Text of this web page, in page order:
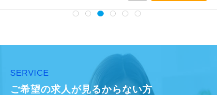
SERVICE
ご希望の求人が見るからない方